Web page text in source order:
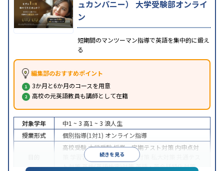
ュカンパニー） 大学受験部オンライ
ン
短期間のマンツーマン指導で英語を集中的に鍛え
る
編集部のおすすめポイント
3か月と6か月のコースを用意
高校の元英語教員も講師として在籍
続きを見る
対象学年 中1 ~ 3 高1 ~ 3 浪人生
授業形式
個別指導(1対1) オンライン指導
高校受験大学受験授業・定期テスト対策 内申点対
学習習慣の定着国公立大対策
ト対策英検(英語検定)対策英語・英会話特化対策